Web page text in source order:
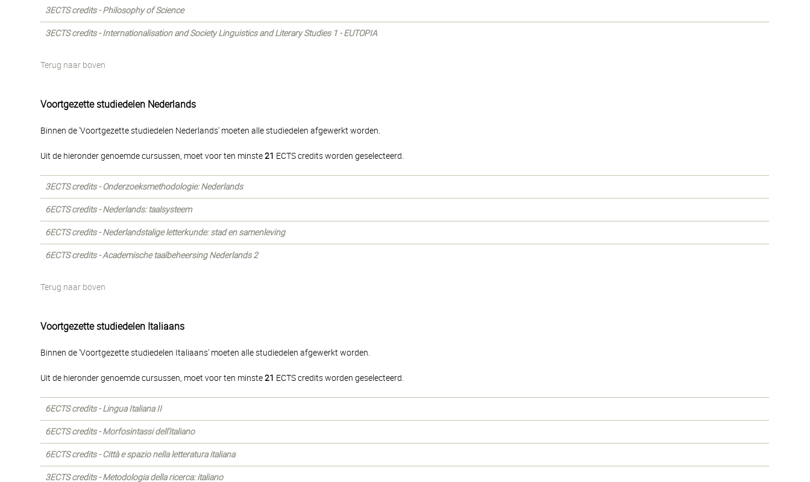
3ECTS credits - Philosophy of Science
3ECTS credits - Internationalisation and Society Linguistics and Literary Studies 1 - EUTOPIA
Terug naar boven
Voortgezette studiedelen Nederlands
Binnen de 'Voortgezette studiedelen Nederlands' moeten alle studiedelen afgewerkt worden.
Uit de hieronder genoemde cursussen, moet voor ten minste21 ECTS credits worden geselecteerd.
3ECTS credits - Onderzoeksmethodologie: Nederlands
6ECTS credits - Nederlands: taalsysteem
6ECTS credits - Nederlandstalige letterkunde: stad en samenleving
6ECTS credits - Academische taalbeheersing Nederlands 2
Terug naar boven
Voortgezette studiedelen Italiaans
Binnen de 'Voortgezette studiedelen Italiaans' moeten alle studiedelen afgewerkt worden.
Uit de hieronder genoemde cursussen, moet voor ten minste21 ECTS credits worden geselecteerd.
6ECTS credits - Lingua Italiana II
6ECTS credits - Morfosintassi dell’italiano
6ECTS credits - Città e spazio nella letteratura italiana
3ECTS credits - Metodologia della ricerca: italiano